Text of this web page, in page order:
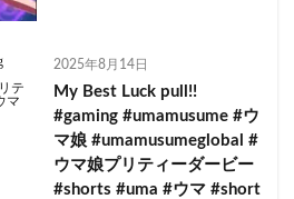
2025年8月14日
My Best Luck pull!!
#gaming #umamusume #ウ
マ娘 #umamusumeglobal #
ウマ娘プリティーダービー
#shorts #uma #ウマ #short